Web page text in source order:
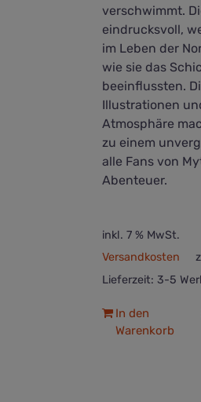
verschwimmt.
eindrucksvoll,
im Leben der
wie sie das
beeinflussten.
Illustrationen
Atmosphäre
zu einem
alle Fans von
Abenteuer.
inkl. 7 % MwSt.
Versandkosten
Lieferzeit: 3-5
In den
Warenkorb